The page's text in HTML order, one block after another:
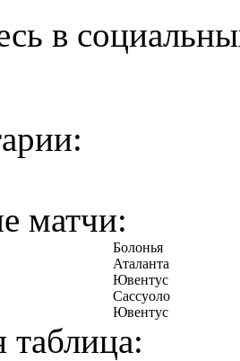
в
матчи:
Болонья
Аталанта
Ювентус
Сассуоло
Ювентус
таблица: